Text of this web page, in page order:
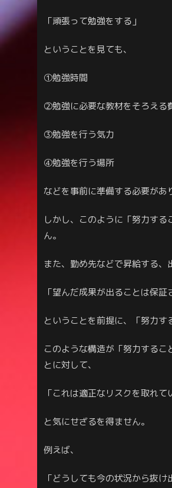
「頑張って勉強をする」
ということを見ても、
①勉強時間
②勉強に必要な教材をそろえる
③勉強を行う気力
④勉強を行う場所
などを事前に準備する必要があ
しかし、このように「努力す
ん。
また、勤め先などで昇給する、
「望んだ成果が出ることは保証
ということを前提に、「努力
このような構造が「努力する
とに対して、
「これは適正なリスクを取れて
と気にせざるを得ません。
例えば、
「どうしても今の状況から抜